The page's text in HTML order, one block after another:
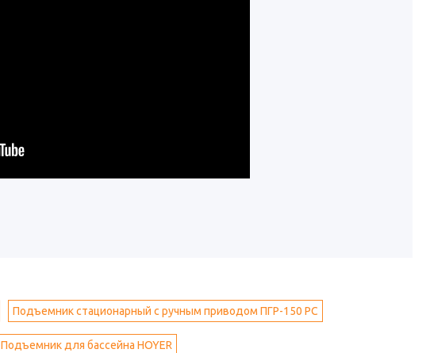
Подъемник стационарный с ручным приводом ПГР-150 РС
Подъемник для бассейна HOYER